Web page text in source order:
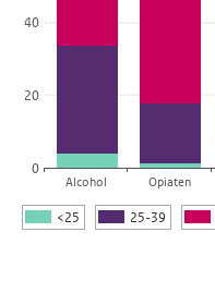
<25 25-39
0
20
40
Alcohol Opiaten